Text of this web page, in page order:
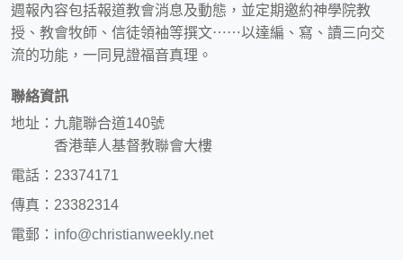
週報內容包括報道教會消息及動態，並定期邀約神學院教
授、教會牧師、信徒領袖等撰文⋯⋯以達編、寫、讀三向交
流的功能，一同見證福音真理。
聯絡資訊
地址：九龍聯合道140號
香港華人基督教聯會大樓
電話：23374171
傳真：23382314
電郵： info@christianweekly.net